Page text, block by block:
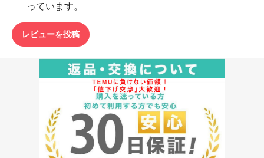
っています。
レビューを投稿